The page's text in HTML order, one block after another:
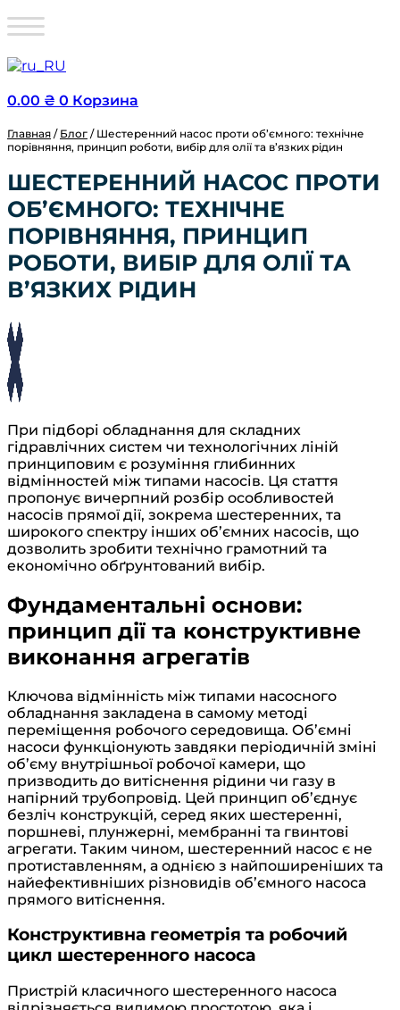
0.00 ₴ 0 Корзина
Главная / Блог / Шестеренний насос проти об’ємного: технічне
порівняння, принцип роботи, вибір для олії та в’язких рідин
ШЕСТЕРЕННИЙ НАСОС ПРОТИ
ОБ’ЄМНОГО: ТЕХНІЧНЕ
ПОРІВНЯННЯ, ПРИНЦИП
РОБОТИ, ВИБІР ДЛЯ ОЛІЇ ТА
В’ЯЗКИХ РІДИН
При підборі обладнання для складних
гідравлічних систем чи технологічних ліній
принциповим є розуміння глибинних
відмінностей між типами насосів. Ця стаття
пропонує вичерпний розбір особливостей
насосів прямої дії, зокрема шестеренних, та
широкого спектру інших об’ємних насосів, що
дозволить зробити технічно грамотний та
економічно обґрунтований вибір.
Фундаментальні основи:
принцип дії та конструктивне
виконання агрегатів
Ключова відмінність між типами насосного
обладнання закладена в самому методі
переміщення робочого середовища. Об’ємні
насоси функціонують завдяки періодичній зміні
об’єму внутрішньої робочої камери, що
призводить до витіснення рідини чи газу в
напірний трубопровід. Цей принцип об’єднує
безліч конструкцій, серед яких шестеренні,
поршневі, плунжерні, мембранні та гвинтові
агрегати. Таким чином, шестеренний насос є не
протиставленням, а однією з найпоширеніших та
найефективніших різновидів об’ємного насоса
прямого витіснення.
Конструктивна геометрія та робочий
цикл шестеренного насоса
Пристрій класичного шестеренного насоса